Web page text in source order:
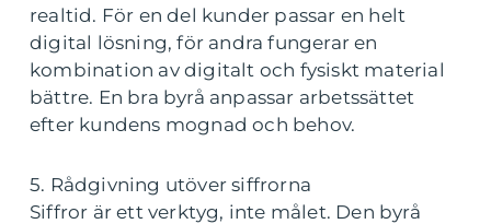
realtid. För en del kunder passar en helt
digital lösning, för andra fungerar en
kombination av digitalt och fysiskt material
bättre. En bra byrå anpassar arbetssättet
efter kundens mognad och behov.
5. Rådgivning utöver siffrorna
Siffror är ett verktyg, inte målet. Den byrå